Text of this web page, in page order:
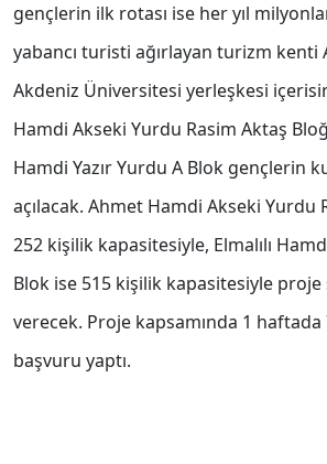
gençlerin ilk rotası ise her yıl
yabancı turisti ağırlayan turizm kenti
Akdeniz Üniversitesi yerleşkesi
Hamdi Akseki Yurdu Rasim Aktaş
Hamdi Yazır Yurdu A Blok gençlerin
açılacak. Ahmet Hamdi Akseki Yurdu
252 kişilik kapasitesiyle, Elmalılı
Blok ise 515 kişilik kapasitesiyle
verecek. Proje kapsamında 1 haftada
başvuru yaptı.